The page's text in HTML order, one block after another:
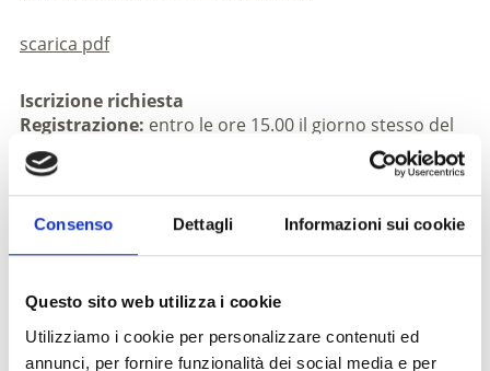
Consenso Dettagli Informazioni sui cookie
Questo sito web utilizza i cookie
Utilizziamo i cookie per personalizzare contenuti ed
annunci, per fornire funzionalità dei social media e per
scarica pdf
Iscrizione richiesta
Registrazione: entro le ore 15.00 il giorno stesso del
tour al numero 0473 624193, presso l'ufficio turistico
di Castelbello-Ciardes, online o presso il vostro
albergatore
Luogo di ritrovo:
ore 16.00 azienda vinicola "Köfelgut"
Azienda vinicola "Köfelgut" - Castelbello-Ciardes
Organizzatore